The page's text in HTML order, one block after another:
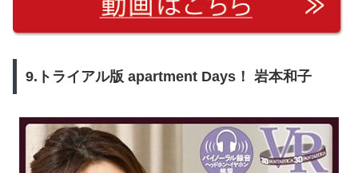
9.トライアル版 apartment Days！ 岩本和子